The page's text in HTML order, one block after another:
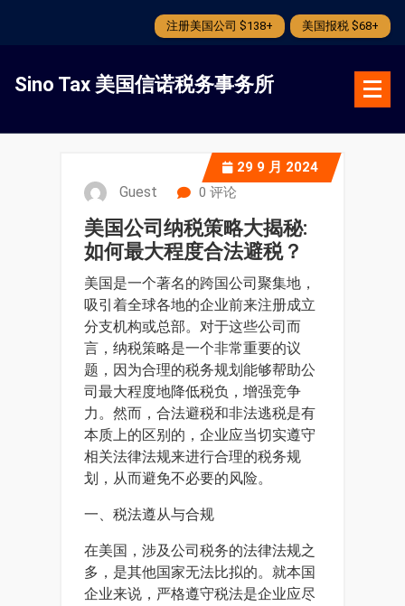
注册美国公司 $138+ 美国报税 $68+
Sino Tax 美国信诺税务事务所
29 9 月 2024
Guest 0 评论
美国公司纳税策略大揭秘:
如何最大程度合法避税？
美国是一个著名的跨国公司聚集地，
吸引着全球各地的企业前来注册成立
分支机构或总部。对于这些公司而
言，纳税策略是一个非常重要的议
题，因为合理的税务规划能够帮助公
司最大程度地降低税负，增强竞争
力。然而，合法避税和非法逃税是有
本质上的区别的，企业应当切实遵守
相关法律法规来进行合理的税务规
划，从而避免不必要的风险。
一、税法遵从与合规
在美国，涉及公司税务的法律法规之
多，是其他国家无法比拟的。就本国
企业来说，严格遵守税法是企业应尽